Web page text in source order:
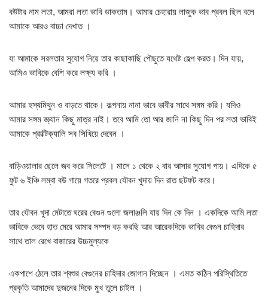
বউটার নাম লতা, আমরা লতা ভাবি ডাকতাম। আমার চেহারায় লাজুক ভাব প্রবল ছিল বলে
আমাকে আরও বাচ্চা দেখাত ।
যা আমাকে সরলতার সুযোগ নিয়ে তার কাছাকাছি পৌছুতে যথেষ্ট হেল্প করত। দিন যায়,
আমিও ভাবিকে বেশি করে লক্ষ্য করি ।
আমার হস্থমিথুন ও বাড়তে থাকে। কল্পনায় নানা ভাবে ভাবীর সাথে সঙ্গম করি। যদিও
আমার সঙ্গম জ্ঞ্যান কিছু মাত্র নাই। তবে আমি তো আর জানি না কিছু দিন পর লতা ভাবিই
আমাকে প্রাক্টিক্যালি সব সিখিয়ে দেবেন ।
বাড়িওয়ালার ছেলে জব করে সিলেটে । মাসে ১ থেকে ২ বার আসার সুযোগ পায়। এদিকে ৫
ফুট ৬ ইঞ্চি লম্বা বউ গায়ে গতরে প্রবল যৌবন খুদায় দিন রাত ছটফট করে।
তার যৌবন খুদা মেটাতে ঘরের বেগুন গুলো জলাঞ্জলি যায় দিন কে দিন । একদিকে আমি লতা
ভাবিকে ভেবে হাত মেরে আমার সম্পদ বড় করছি আর আরেকদিকে ভাবির বেগুন চাহিদার
সাথে তাল রেখে বাজারের উচ্চমুল্যকে
একপাশে ঠেলে তার শ্বশুর বেগুনের চাহিদার জোগান দিচ্ছেন । এমত কঠিন পরিস্থিতিতে
প্রকৃতি আমাদের দুজনের দিকে মুখ তুলে চাইল ।